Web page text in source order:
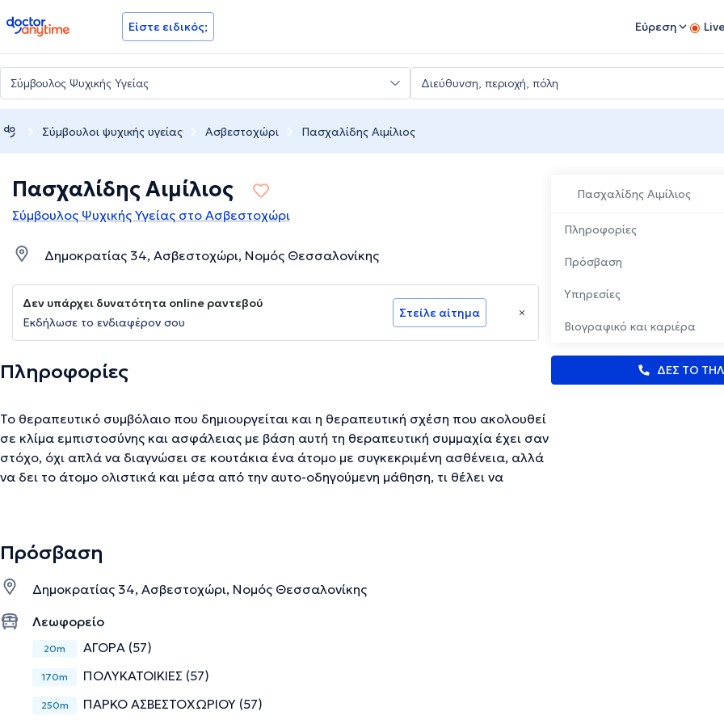
doctoranytime Είστε ειδικός; Εύρεση
Σύμβουλοι ψυχικής υγείας Ασβεστοχώρι Πασχαλίδης Αιμίλιος
Πασχαλίδης Αιμίλιος
Πληροφορίες
Πρόσβαση
Υπηρεσίες
Βιογραφικό και καριέρα
ΔΕΣ ΤΟ
Πασχαλίδης Αιμίλιος
Σύμβουλος Ψυχικής Υγείας στο Ασβεστοχώρι
Δημοκρατίας 34, Ασβεστοχώρι, Νομός Θεσσαλονίκης
Δεν υπάρχει δυνατότητα online ραντεβού
Εκδήλωσε το ενδιαφέρον σου
Στείλε αίτημα
Πληροφορίες
Το θεραπευτικό συμβόλαιο που δημιουργείται και η θεραπευτική σχέση που ακολουθεί
σε κλίμα εμπιστοσύνης και ασφάλειας με βάση αυτή τη θεραπευτική συμμαχία έχει σαν
στόχο, όχι απλά να διαγνώσει σε κουτάκια ένα άτομο με συγκεκριμένη ασθένεια, αλλά
να δει το άτομο ολιστικά και μέσα από την αυτο-οδηγούμενη μάθηση, τι θέλει να
και συμπεριφοράς, Πρακτική εφαρμογή των δεσμεύσεων στη ζωή του ατόμου με
Την περιγραφή επιμελείται η ομάδα του doctoranytime βασισμένη σε επαληθευμένες πληροφορίες.
Πρόσβαση
Δημοκρατίας 34, Ασβεστοχώρι, Νομός Θεσσαλονίκης
Λεωφορείο
20m ΑΓΟΡΑ (57)
170m ΠΟΛΥΚΑΤΟΙΚΙΕΣ (57)
250m ΠΑΡΚΟ ΑΣΒΕΣΤΟΧΩΡΙΟΥ (57)